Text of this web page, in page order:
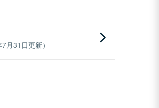
月31日更新）